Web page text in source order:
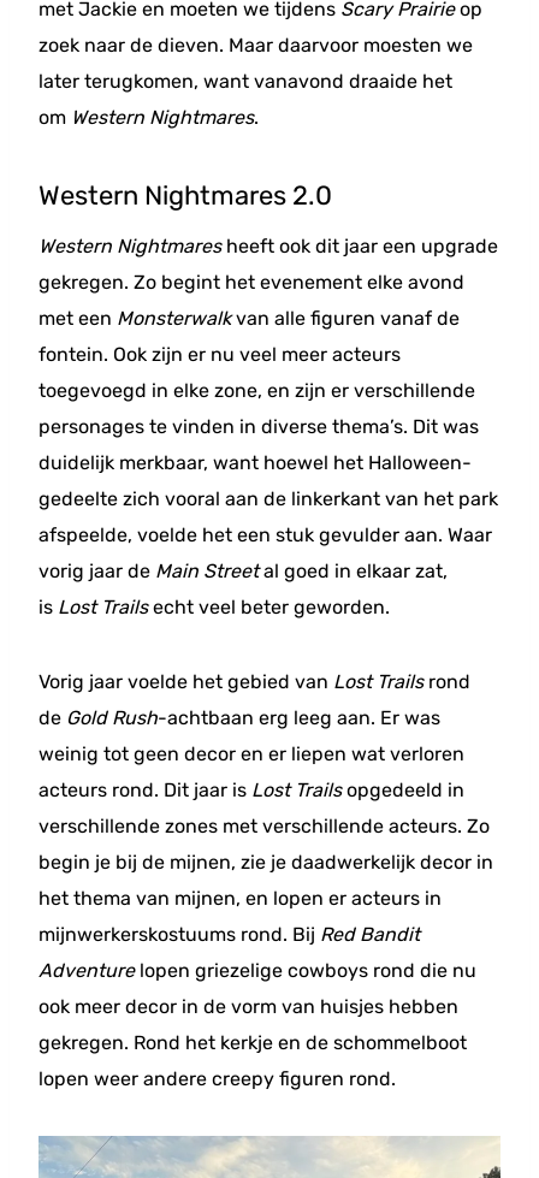
met Jackie en moeten we tijdens Scary Prairieop
zoek naar de dieven. Maar daarvoor moesten we
later terugkomen, want vanavond draaide het
om Western Nightmares.
Western Nightmares 2.0
Western Nightmaresheeft ook dit jaar een upgrade
gekregen. Zo begint het evenement elke avond
met een Monsterwalkvan alle figuren vanaf de
fontein. Ook zijn er nu veel meer acteurs
toegevoegd in elke zone, en zijn er verschillende
personages te vinden in diverse thema’s. Dit was
duidelijk merkbaar, want hoewel het Halloween-
gedeelte zich vooral aan de linkerkant van het park
afspeelde, voelde het een stuk gevulder aan. Waar
vorig jaar de Main Streetal goed in elkaar zat,
is Lost Trailsecht veel beter geworden.
Vorig jaar voelde het gebied van Lost Trailsrond
de Gold Rush-achtbaan erg leeg aan. Er was
weinig tot geen decor en er liepen wat verloren
acteurs rond. Dit jaar is Lost Trailsopgedeeld in
verschillende zones met verschillende acteurs. Zo
begin je bij de mijnen, zie je daadwerkelijk decor in
het thema van mijnen, en lopen er acteurs in
mijnwerkerskostuums rond. Bij Red Bandit
Adventurelopen griezelige cowboys rond die nu
ook meer decor in de vorm van huisjes hebben
gekregen. Rond het kerkje en de schommelboot
lopen weer andere creepy figuren rond.